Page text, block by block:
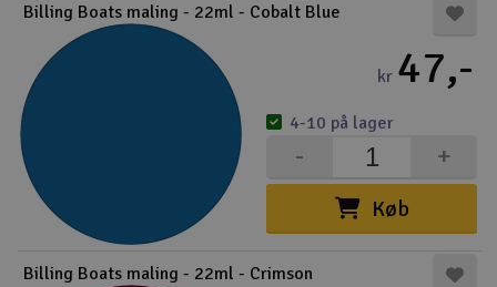
Fly
Modelbygg og byggesæt
Modeljernbane
Billing Boats maling - 22ml - Cobalt Blue
kr 47,-
Køb
+
-
4-10 på lager
Billing Boats maling - 22ml - Crimson